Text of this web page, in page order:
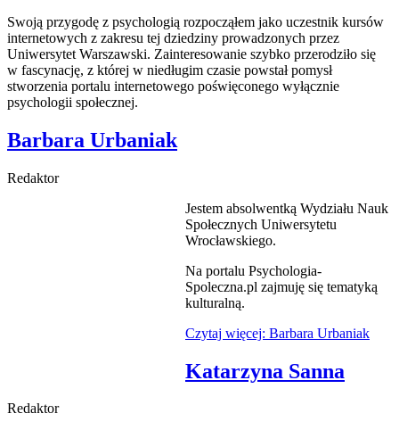
Swoją przygodę z psychologią rozpocząłem jako uczestnik kursów
internetowych z zakresu tej dziedziny prowadzonych przez
Uniwersytet Warszawski. Zainteresowanie szybko przerodziło się
w fascynację, z której w niedługim czasie powstał pomysł
stworzenia portalu internetowego poświęconego wyłącznie
psychologii społecznej.
Barbara Urbaniak
Redaktor
Jestem absolwentką Wydziału Nauk
Społecznych Uniwersytetu
Wrocławskiego.
Na portalu Psychologia-
Spoleczna.pl zajmuję się tematyką
kulturalną.
Czytaj więcej: Barbara Urbaniak
Katarzyna Sanna
Redaktor